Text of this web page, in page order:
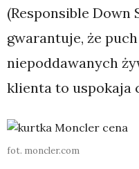
(Responsible Down
gwarantuje, że
niepoddawanych
klienta to uspokaja
fot. moncler.com